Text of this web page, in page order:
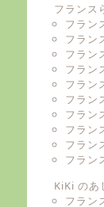
フランス
フラン
フラン
フラン
フラン
フラン
フラン
フラン
フラン
フラン
フラン
KiKi のあ
フラン